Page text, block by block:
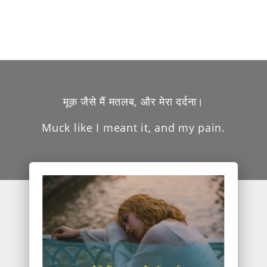
मूक़ जैसे मैं मतलब, और मेरा दर्दना।
Muck like I meant it, and my pain.